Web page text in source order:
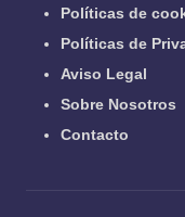
Políticas de
Políticas de
Aviso Legal
Sobre Nosotros
Contacto